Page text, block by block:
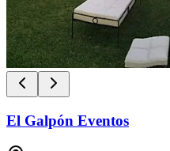
El Galpón Eventos